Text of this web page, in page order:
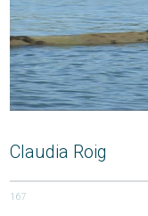
Claudia Roig
167